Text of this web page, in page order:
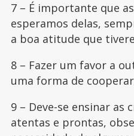
7 – É importante que
esperamos delas,
a boa atitude que
8 – Fazer um favor a
uma forma de
9 – Deve-se ensinar as
atentas e prontas,